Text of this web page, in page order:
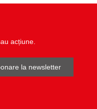
acțiune.
la newsletter